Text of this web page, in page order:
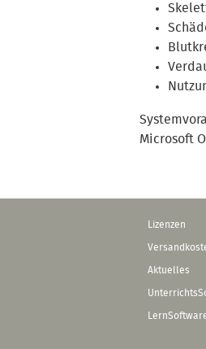
Microsoft
Lizenzen
Aktuelles